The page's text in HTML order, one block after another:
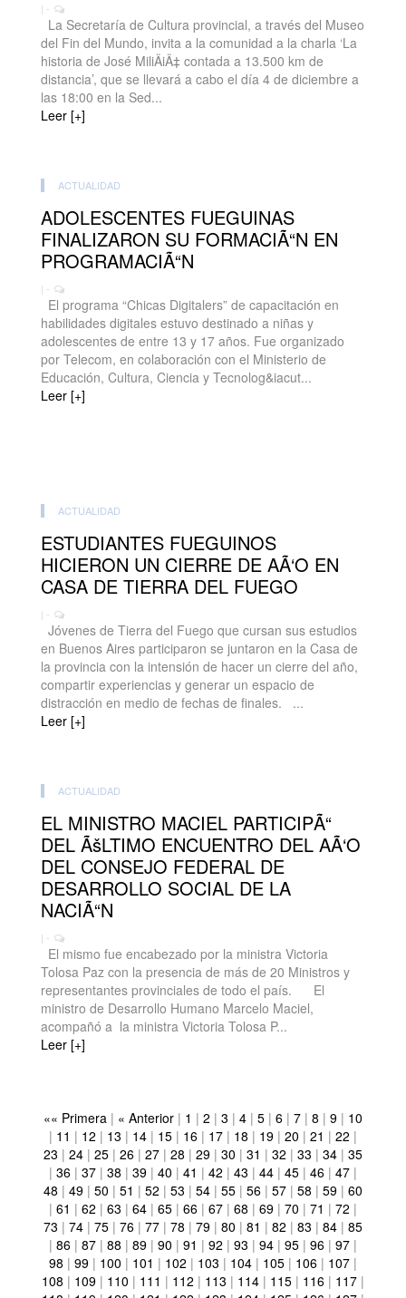
| -
La Secretaría de Cultura provincial, a través del Museo
del Fin del Mundo, invita a la comunidad a la charla ‘La
historia de José MiliÄiÄ‡ contada a 13.500 km de
distancia’, que se llevará a cabo el día 4 de diciembre a
las 18:00 en la Sed...
Leer [+]
ACTUALIDAD
ADOLESCENTES FUEGUINAS
FINALIZARON SU FORMACIÃ“N EN
PROGRAMACIÃ“N
| -
El programa “Chicas Digitalers” de capacitación en
habilidades digitales estuvo destinado a niñas y
adolescentes de entre 13 y 17 años. Fue organizado
por Telecom, en colaboración con el Ministerio de
Educación, Cultura, Ciencia y Tecnolog&iacut...
Leer [+]
ACTUALIDAD
ESTUDIANTES FUEGUINOS
HICIERON UN CIERRE DE AÃ‘O EN
CASA DE TIERRA DEL FUEGO
| -
Jóvenes de Tierra del Fuego que cursan sus estudios
en Buenos Aires participaron se juntaron en la Casa de
la provincia con la intensión de hacer un cierre del año,
compartir experiencias y generar un espacio de
distracción en medio de fechas de finales. ...
Leer [+]
ACTUALIDAD
EL MINISTRO MACIEL PARTICIPÃ“
DEL ÃšLTIMO ENCUENTRO DEL AÃ‘O
DEL CONSEJO FEDERAL DE
DESARROLLO SOCIAL DE LA
NACIÃ“N
| -
El mismo fue encabezado por la ministra Victoria
Tolosa Paz con la presencia de más de 20 Ministros y
representantes provinciales de todo el país. El
ministro de Desarrollo Humano Marcelo Maciel,
acompañó a la ministra Victoria Tolosa P...
Leer [+]
«« Primera | « Anterior | 1 | 2 | 3 | 4 | 5 | 6 | 7 | 8 | 9 | 10
| 11 | 12 | 13 | 14 | 15 | 16 | 17 | 18 | 19 | 20 | 21 | 22 |
23 | 24 | 25 | 26 | 27 | 28 | 29 | 30 | 31 | 32 | 33 | 34 | 35
| 36 | 37 | 38 | 39 | 40 | 41 | 42 | 43 | 44 | 45 | 46 | 47 |
48 | 49 | 50 | 51 | 52 | 53 | 54 | 55 | 56 | 57 | 58 | 59 | 60
| 61 | 62 | 63 | 64 | 65 | 66 | 67 | 68 | 69 | 70 | 71 | 72 |
73 | 74 | 75 | 76 | 77 | 78 | 79 | 80 | 81 | 82 | 83 | 84 | 85
| 86 | 87 | 88 | 89 | 90 | 91 | 92 | 93 | 94 | 95 | 96 | 97 |
98 | 99 | 100 | 101 | 102 | 103 | 104 | 105 | 106 | 107 |
108 | 109 | 110 | 111 | 112 | 113 | 114 | 115 | 116 | 117 |